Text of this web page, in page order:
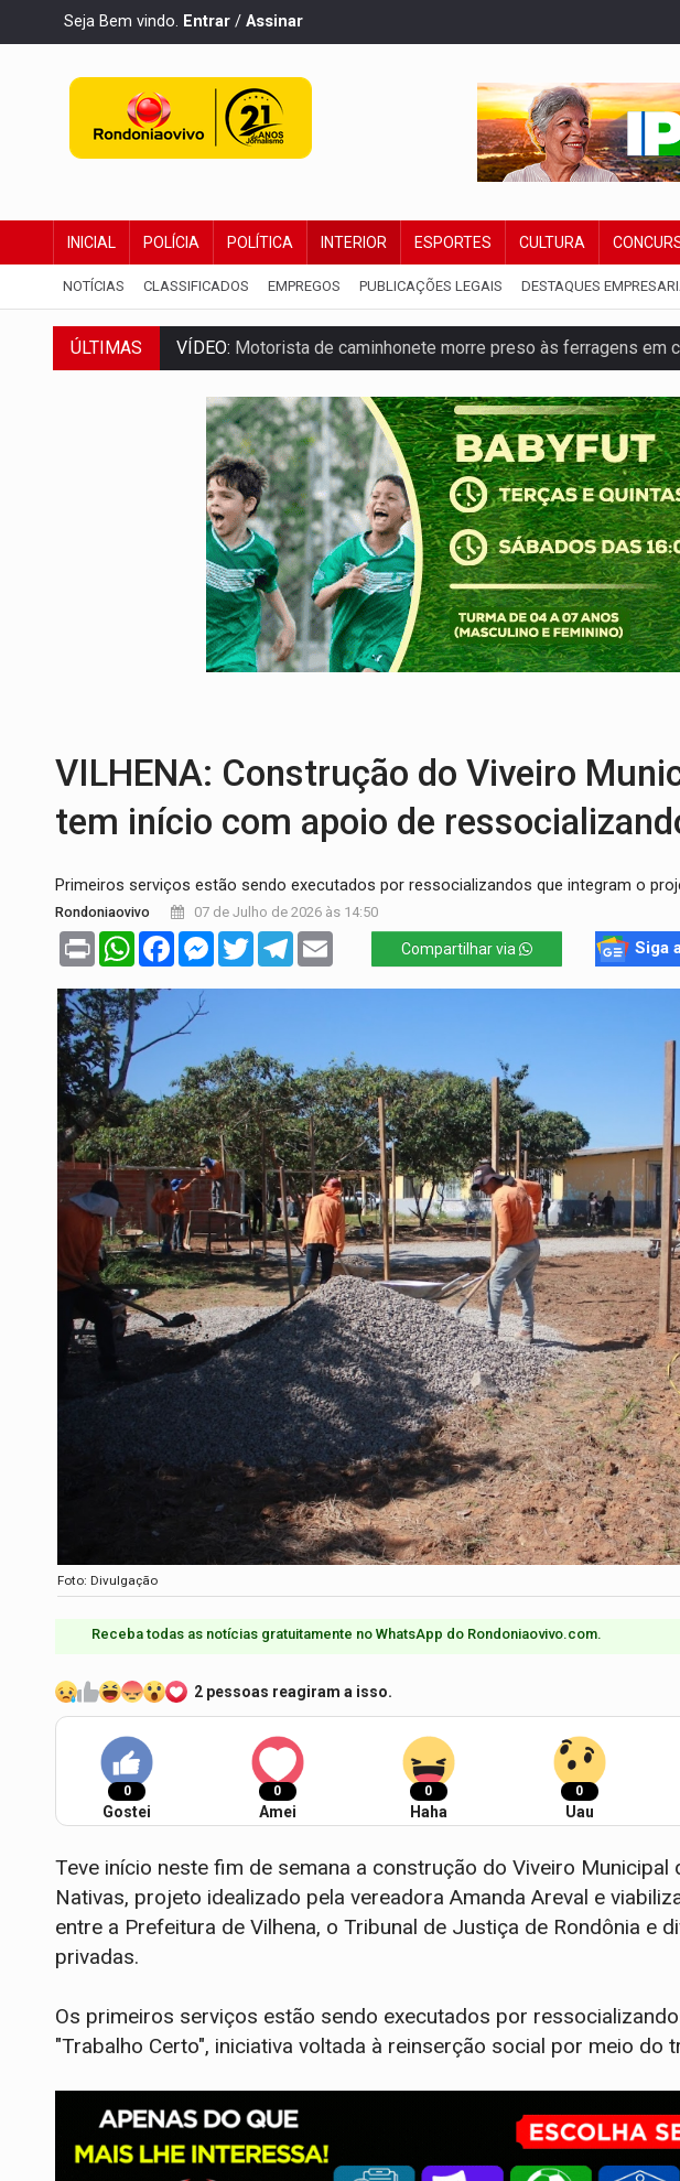
Seja Bem vindo. Entrar / Assinar
INICIAL POLÍCIA POLÍTICA INTERIOR ESPORTES CULTURA
NOTÍCIAS CLASSIFICADOS EMPREGOS PUBLICAÇÕES LEGAIS DESTAQUES
ÚLTIMAS VÍDEO: Motorista de caminhonete morre preso às ferragens em
VÍDEO:FTICCO e Força Tática prendem membro do CV com
INCLUSÃO:Prefeitura fortalece parceria com a APAE para
DEFESA:Exército testa inovações no combate a drones durante
TEMAS SOCIOAMBIENTAIS:Em Itapuã do Oeste,
PREVISÃO:Interior de Rondônia terá sábado (8) de calor intenso
INFRAESTRUTURA:Após quase 30 anos de espera, asfalto
VILHENA: Construção do Viveiro
tem início com apoio de
Primeiros serviços estão sendo executados por ressocializandos que integram o
Rondoniaovivo 07 de Julho de 2026 às 14:50
Print WhatsAppFacebookMessenger
TwitterTelegram Compartilhar via Siga
Foto: Divulgação
Receba todas as notícias gratuitamente no WhatsApp do Rondoniaovivo.com.​
2 pessoas reagiram a isso.
0
Gostei
0
Amei
0
Haha
0
Uau
Teve início neste fim de semana a construção do Viveiro Municipal
Nativas, projeto idealizado pela vereadora Amanda Areval e
entre a Prefeitura de Vilhena, o Tribunal de Justiça de Rondônia e
privadas.
Os primeiros serviços estão sendo executados por
"Trabalho Certo", iniciativa voltada à reinserção social por meio do